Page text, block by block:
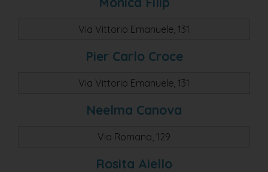
Via Vittorio Emanuele, 131
Pier Carlo Croce
Via Vittorio Emanuele, 131
Neelma Canova
Via Romana, 129
Rosita Aiello